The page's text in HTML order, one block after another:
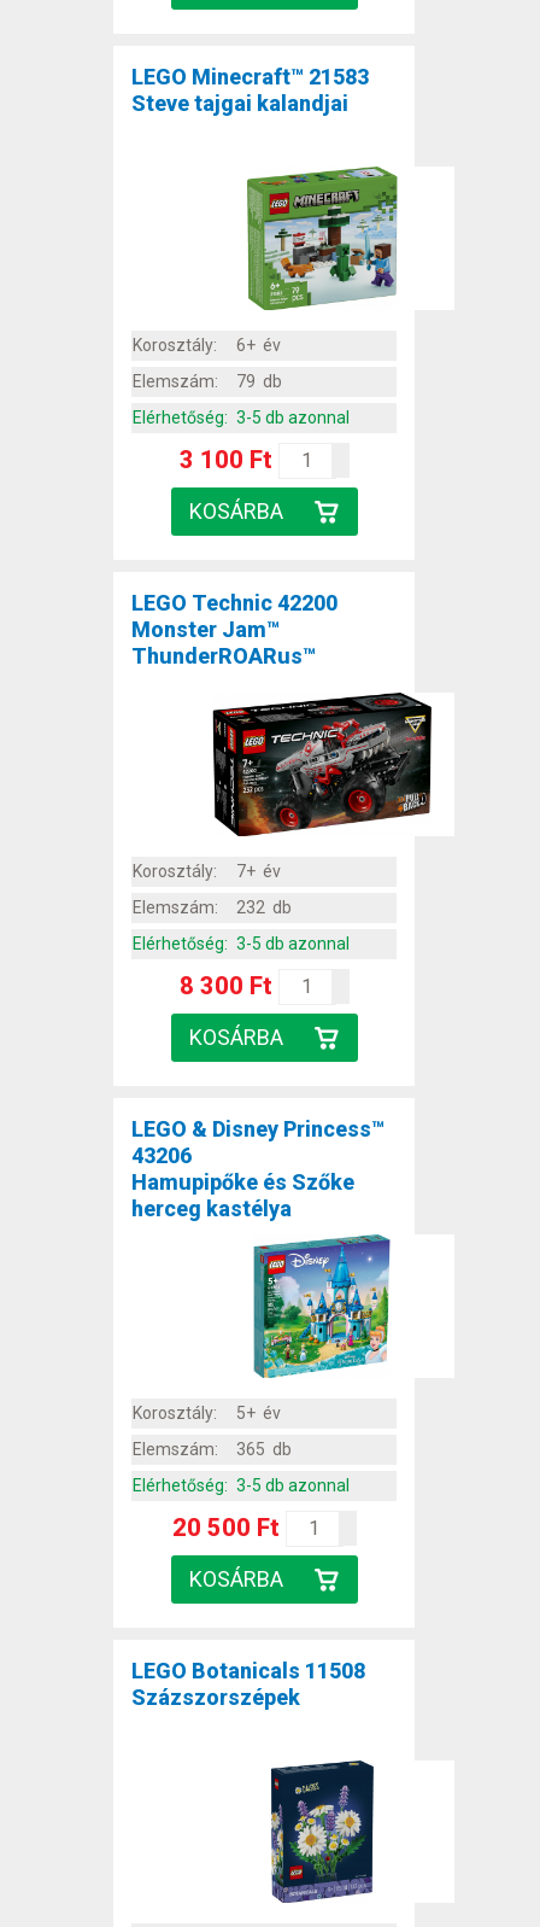
LEGO Minecraft™ 21583
Steve tajgai kalandjai
Korosztály:
6+ év
Elemszám:
79 db
Elérhetőség: 3-5 db azonnal
3 100 Ft
LEGO Technic 42200
Monster Jam™
ThunderROARus™
Korosztály:
7+ év
Elemszám:
232 db
Elérhetőség: 3-5 db azonnal
8 300 Ft
LEGO & Disney Princess™
43206
Hamupipőke és Szőke
herceg kastélya
Korosztály:
5+ év
Elemszám:
365 db
Elérhetőség: 3-5 db azonnal
20 500 Ft
LEGO Botanicals 11508
Százszorszépek